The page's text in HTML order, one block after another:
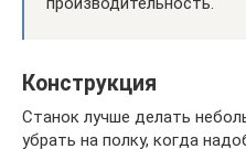
Конструкция
Станок лучше делать
убрать на полку, когда